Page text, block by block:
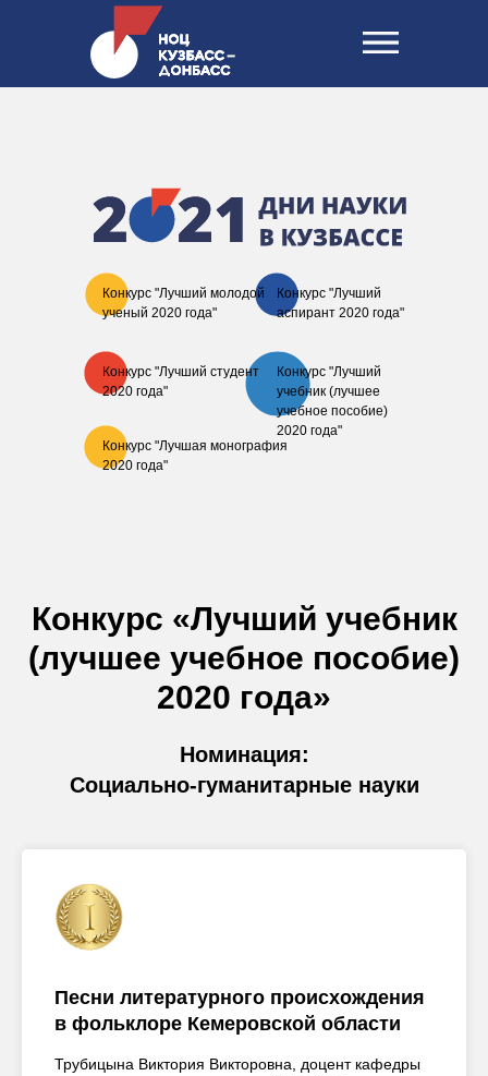
Конкурс "Лучший молодой
ученый 2020 года"
Конкурс "Лучший
аспирант 2020 года"
Конкурс "Лучший студент
2020 года"
Конкурс "Лучший
учебник (лучшее
учебное пособие)
2020 года"
Конкурс "Лучшая монография
2020 года"
Конкурс «Лучший учебник
(лучшее учебное пособие)
2020 года»
Номинация:
Социально-гуманитарные науки
Песни литературного происхождения
в фольклоре Кемеровской области
Трубицына Виктория Викторовна, доцент кафедры